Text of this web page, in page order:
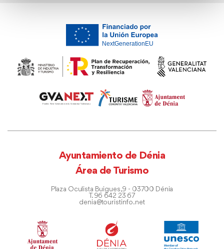
Ayuntamiento de Dénia
Área de Turismo
Plaza Oculista Buigues, 9 - 03700 Dénia
T. 96 642 23 67
denia@touristinfo.net